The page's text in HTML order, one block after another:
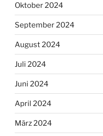
Oktober 2024
September 2024
August 2024
Juli 2024
Juni 2024
April 2024
März 2024